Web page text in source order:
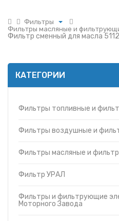
Фильтры
Поршневая
Фильтры
Гидромоторы
Насосы
Вкладыши
О компании
Доставка
Фильтры масляные и
Фильтры топливные и
Фильтры и фильтрующие
Фильтры и фильтрующие
Фильтры и фильтрующие
Фильтры и фильтрующие
Фильтры и фильтрующие
Фильтр сменный для масла
КАТЕГОРИИ
Фильтры топливные и
Фильтры воздушные и
Фильтры масляные и
Фильтр УРАЛ
Фильтры и фильтрующие
Моторного Завода